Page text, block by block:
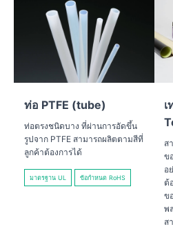
ท่อ PTFE (tube)
ท่อตรงชนิดบาง ที่ผ่านการอัดขึ้น
รูปจาก PTFE สามารถผลิตตามสีที่
ลูกค้าต้องการได้
มาตรฐาน UL ข้อกำหนด RoHS
ส
ข
อ
ต้
ข
พ
ส